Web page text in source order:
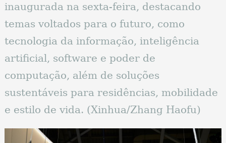
inaugurada na sexta-feira, destacando
temas voltados para o futuro, como
tecnologia da informação, inteligência
artificial, software e poder de
computação, além de soluções
sustentáveis ​​para residências, mobilidade
e estilo de vida. (Xinhua/Zhang Haofu)